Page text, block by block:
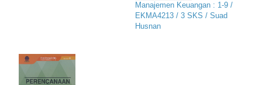
Manajemen Keuangan : 1-9 /
EKMA4213 / 3 SKS / Suad
Husnan